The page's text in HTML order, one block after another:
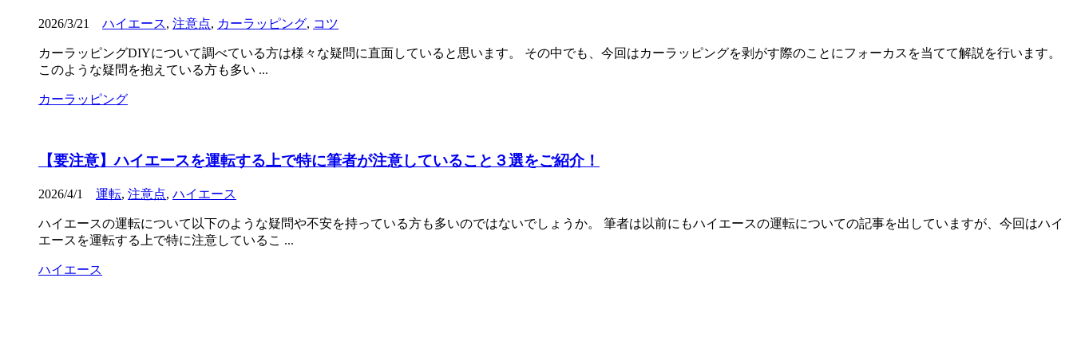
2026/3/21 ハイエース, 注意点, カーラッピング, コツ
カーラッピングDIYについて調べている方は様々な疑問に直面していると思います。 その中でも、今回はカーラッピングを剥がす際のことにフォーカスを当てて解説を行います。
このような疑問を抱えている方も多い ...
カーラッピング
【要注意】ハイエースを運転する上で特に筆者が注意していること３選をご紹介！
2026/4/1 運転, 注意点, ハイエース
ハイエースの運転について以下のような疑問や不安を持っている方も多いのではないでしょうか。 筆者は以前にもハイエースの運転についての記事を出していますが、今回はハイ
エースを運転する上で特に注意しているこ ...
ハイエース